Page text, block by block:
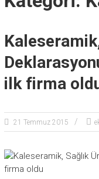
ilk firma
21 Temmuz 2015